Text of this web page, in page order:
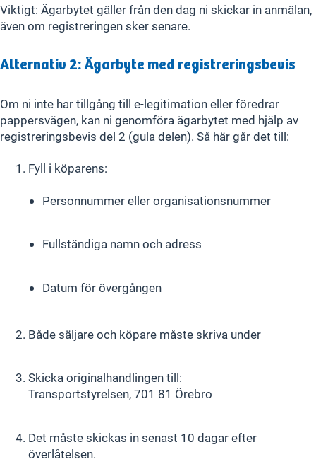
Viktigt: Ägarbytet gäller från den dag ni skickar in anmälan,
även om registreringen sker senare.
Alternativ 2: Ägarbyte med registreringsbevis
Om ni inte har tillgång till e-legitimation eller föredrar
pappersvägen, kan ni genomföra ägarbytet med hjälp av
registreringsbevis del 2 (gula delen). Så här går det till:
Fyll i köparens:
Personnummer eller organisationsnummer
Fullständiga namn och adress
Datum för övergången
Både säljare och köpare måste skriva under
Skicka originalhandlingen till:
Transportstyrelsen, 701 81 Örebro
Det måste skickas in senast 10 dagar efter
överlåtelsen.